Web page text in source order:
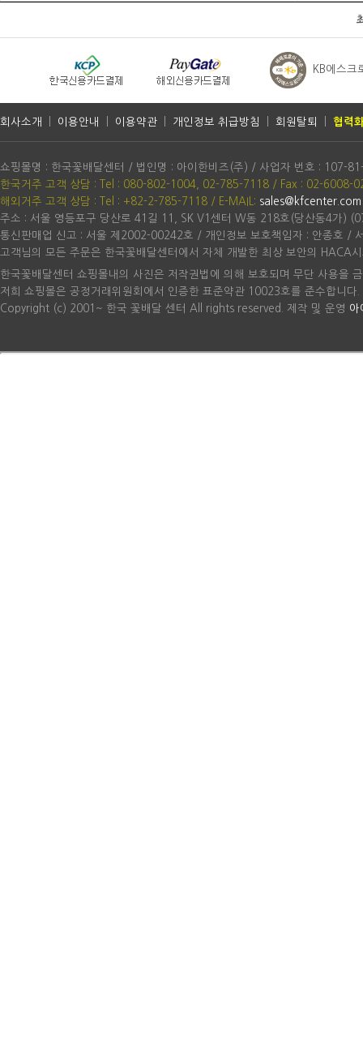
KB에스크
회사소개 이용안내 이용약관 개인정보 취급방침 회원탈퇴 협력
쇼핑몰명 : 한국꽃배달센터 / 법인명 : 아이한비즈(주) / 사업자 번호 : 107-
한국거주 고객 상담 : Tel : 080-802-1004, 02-785-7118 / Fax : 02-6008-
해외거주 고객 상담 : Tel : +82-2-785-7118 / E-MAIL: sales@kfcenter.com
주소 : 서울 영등포구 당산로 41길 11, SK V1센터 W동 218호(당산동4가)
통신판매업 신고 : 서울 제2002-00242호 / 개인정보 보호책임자 : 안종호 /
고객님의 모든 주문은 한국꽃배달센터에서 자체 개발한 최상 보안의 HACA
한국꽃배달센터 쇼핑몰내의 사진은 저작권법에 의해 보호되며 무단 사용을
저희 쇼핑몰은 공정거래위원회에서 인증한 표준약관 10023호를 준수합니다.
Copyright (c) 2001~ 한국 꽃배달 센터 All rights reserved. 제작 및 운영 아